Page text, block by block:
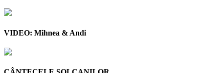
VIDEO: Mihnea & Andi